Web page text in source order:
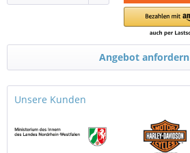
Angebot anfordern
Unsere Kunden